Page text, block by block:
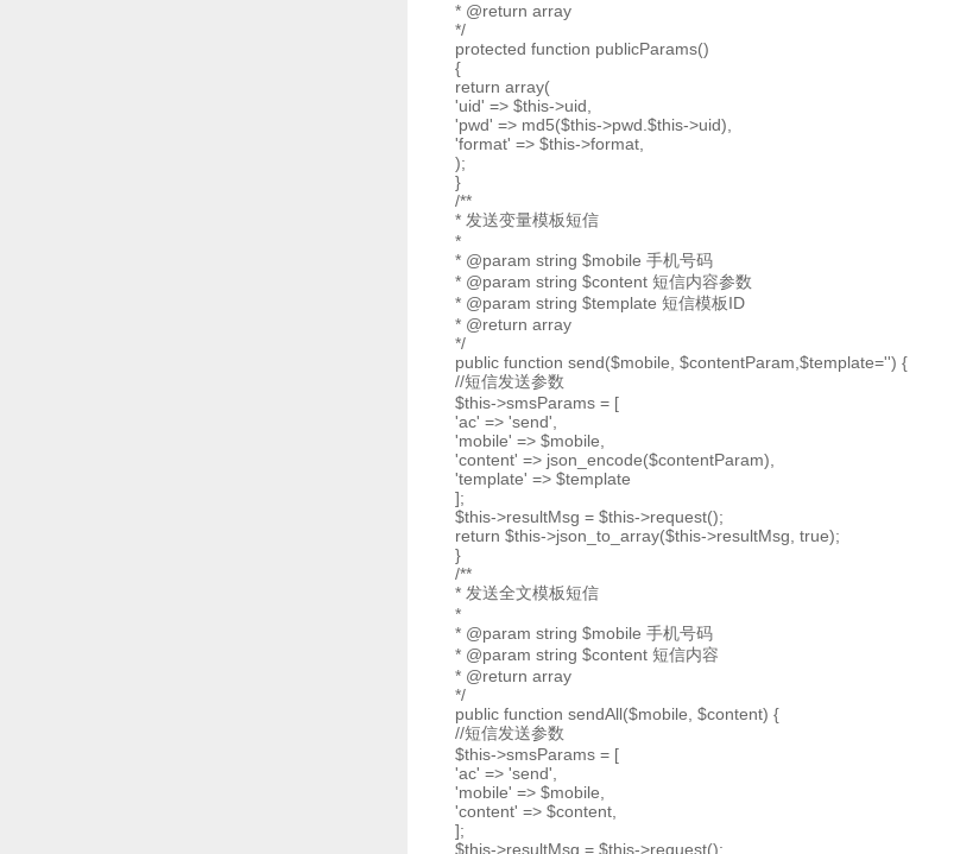
* @return array
*/
protected function publicParams()
{
return array(
'uid' => $this->uid,
'pwd' => md5($this->pwd.$this->uid),
'format' => $this->format,
);
}
/**
* 发送变量模板短信
*
* @param string $mobile 手机号码
* @param string $content 短信内容参数
* @param string $template 短信模板ID
* @return array
*/
public function send($mobile, $contentParam,$template='') {
//短信发送参数
$this->smsParams = [
'ac' => 'send',
'mobile' => $mobile,
'content' => json_encode($contentParam),
'template' => $template
];
$this->resultMsg = $this->request();
return $this->json_to_array($this->resultMsg, true);
}
/**
* 发送全文模板短信
*
* @param string $mobile 手机号码
* @param string $content 短信内容
* @return array
*/
public function sendAll($mobile, $content) {
//短信发送参数
$this->smsParams = [
'ac' => 'send',
'mobile' => $mobile,
'content' => $content,
];
$this->resultMsg = $this->request();